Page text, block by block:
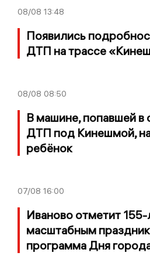
08/08 13:48
Появились
ДТП на трассе
08/08 08:50
В машине, попавшей в
ДТП под Кинешмой,
ребёнок
07/08 16:00
Иваново отметит
масштабным
программа Дня